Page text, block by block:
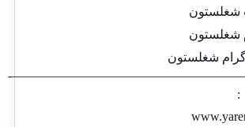
شغلستون
شغلستون
شغلستون
: